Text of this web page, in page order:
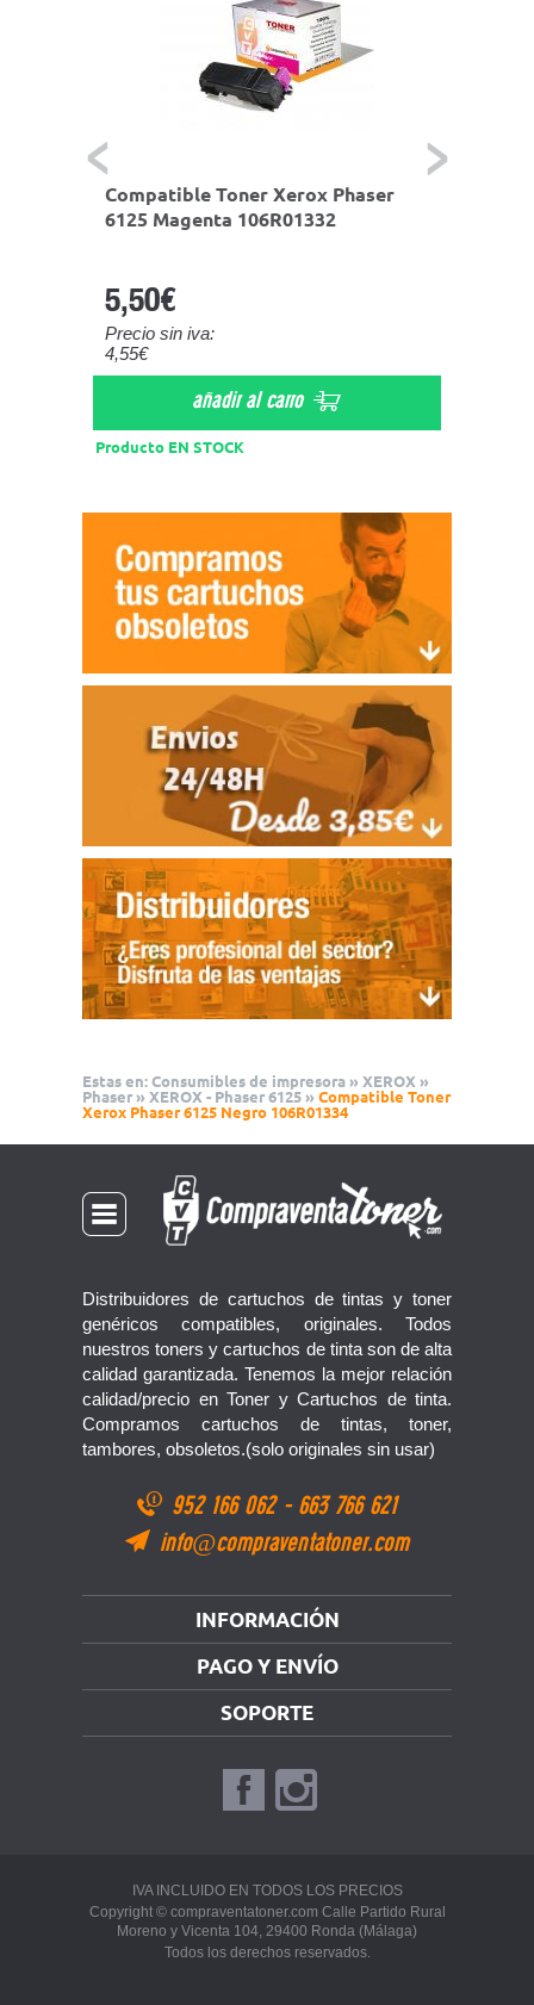
Producto EN STOCK
Compatible Toner Xerox Phaser
6125 Magenta 106R01332
5,50€
Precio sin iva:
4,55€
añadir al carro
Estas en: Consumibles de impresora » XEROX »
Phaser » XEROX - Phaser 6125 » Compatible Toner
Xerox Phaser 6125 Negro 106R01334
Distribuidores de cartuchos de tintas y toner
genéricos compatibles, originales. Todos
nuestros toners y cartuchos de tinta son de alta
calidad garantizada. Tenemos la mejor relación
calidad/precio en Toner y Cartuchos de tinta.
Compramos cartuchos de tintas, toner,
tambores, obsoletos.(solo originales sin usar)
952 166 062 - 663 766 621
info@compraventatoner.com
INFORMACIÓN
PAGO Y ENVÍO
SOPORTE
IVA INCLUIDO EN TODOS LOS PRECIOS
Copyright © compraventatoner.com Calle Partido Rural
Moreno y Vicenta 104, 29400 Ronda (Málaga)
Todos los derechos reservados.